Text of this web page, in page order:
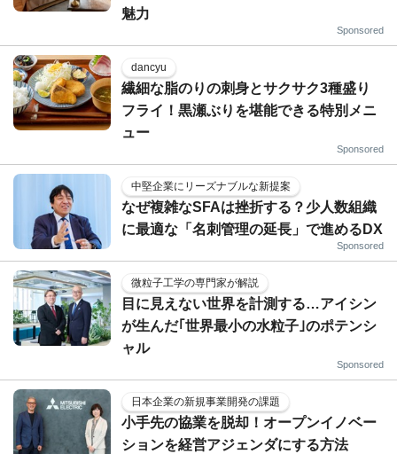
魅力
Sponsored
dancyu
繊細な脂のりの刺身とサクサク3種盛り
フライ！黒瀬ぶりを堪能できる特別メニ
ュー
Sponsored
中堅企業にリーズナブルな新提案
なぜ複雑なSFAは挫折する？少人数組織
に最適な「名刺管理の延長」で進めるDX
Sponsored
微粒子工学の専門家が解説
目に見えない世界を計測する…アイシン
が生んだ｢世界最小の水粒子｣のポテンシ
ャル
Sponsored
日本企業の新規事業開発の課題
小手先の協業を脱却！オープンイノベー
ションを経営アジェンダにする方法